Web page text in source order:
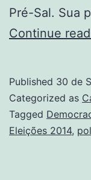
Pré-Sal. Sua
Continue
Published 30 de
Categorized as
Tagged
Eleições 2014,